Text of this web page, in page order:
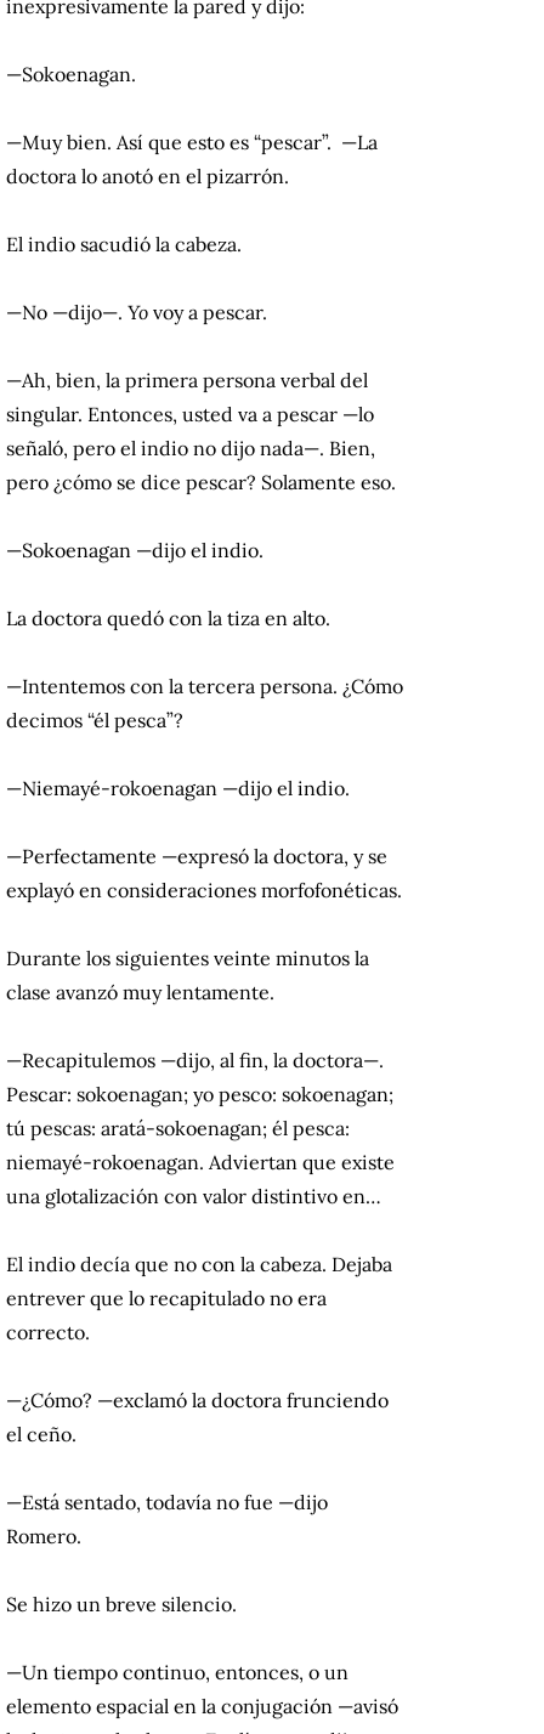
inexpresivamente la pared y dijo:
—Sokoenagan.
—Muy bien. Así que esto es “pescar”. —La
doctora lo anotó en el pizarrón.
El indio sacudió la cabeza.
—No —dijo—. Yo voy a pescar.
—Ah, bien, la primera persona verbal del
singular. Entonces, usted va a pescar —lo
señaló, pero el indio no dijo nada—. Bien,
pero ¿cómo se dice pescar? Solamente eso.
—Sokoenagan —dijo el indio.
La doctora quedó con la tiza en alto.
—Intentemos con la tercera persona. ¿Cómo
decimos “él pesca”?
—Niemayé-rokoenagan —dijo el indio.
—Perfectamente —expresó la doctora, y se
explayó en consideraciones morfofonéticas.
Durante los siguientes veinte minutos la
clase avanzó muy lentamente.
—Recapitulemos —dijo, al fin, la doctora—.
Pescar: sokoenagan; yo pesco: sokoenagan;
tú pescas: aratá-sokoenagan; él pesca:
niemayé-rokoenagan. Adviertan que existe
una glotalización con valor distintivo en…
El indio decía que no con la cabeza. Dejaba
entrever que lo recapitulado no era
correcto.
—¿Cómo? —exclamó la doctora frunciendo
el ceño.
—Está sentado, todavía no fue —dijo
Romero.
Se hizo un breve silencio.
—Un tiempo continuo, entonces, o un
elemento espacial en la conjugación —avisó